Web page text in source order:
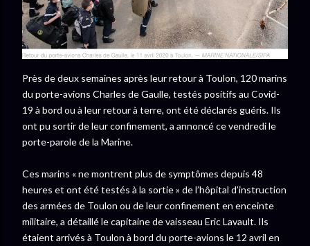
Près de deux semaines après leur retour à Toulon, 120 marins
du porte-avions Charles de Gaulle, testés positifs au Covid-
19 à bord ou à leur retour à terre, ont été déclarés guéris. Ils
ont pu sortir de leur confinement, a annoncé ce vendredi le
porte-parole de la Marine.
Ces marins « ne montrent plus de symptômes depuis 48
heures et ont été testés à la sortie » de l’hôpital d’instruction
des armées de Toulon ou de leur confinement en enceinte
militaire, a détaillé le capitaine de vaisseau Eric Lavault. Ils
étaient arrivés à Toulon à bord du porte-avions le 12 avril en